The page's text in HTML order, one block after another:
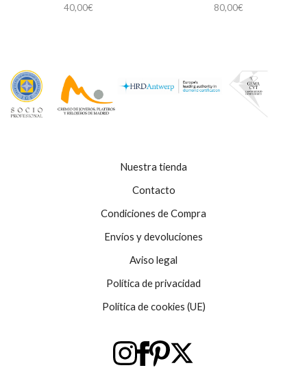
40,00€
80,00€
Nuestra tienda
Contacto
Condiciones de Compra
Envíos y devoluciones
Aviso legal
Política de privacidad
Política de cookies (UE)